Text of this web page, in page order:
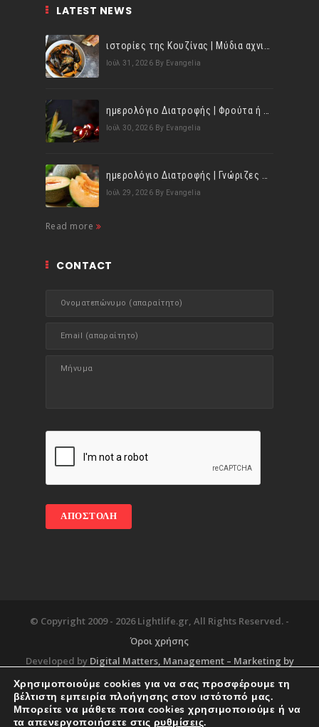
LATEST NEWS
Ιούλ 31, 2026 By Evangelia
Ιούλ 30, 2026 By Evangelia
Ιούλ 29, 2026 By Evangelia
Read more
CONTACT
© Copyright 2009 - 2026 Lightlife.gr, All Rights Reserved. -
Όροι χρήσης
Developed by Digital Matters, Management – Marketing by
Blog About Services Corporate Support
Χρησιμοποιούμε cookies για να σας προσφέρουμε τη
βέλτιστη εμπειρία πλοήγησης στον ιστότοπό μας.
Μπορείτε να μάθετε ποια cookies χρησιμοποιούμε ή να
τα απενεργοποιήσετε στις ρυθμίσεις.